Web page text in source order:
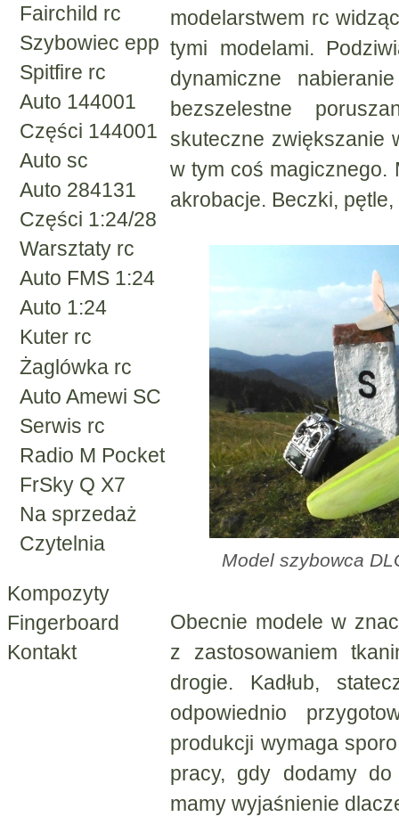
Fairchild rc
Szybowiec epp
Spitfire rc
Auto 144001
Części 144001
Auto sc
Auto 284131
Części 1:24/28
Warsztaty rc
Auto FMS 1:24
Auto 1:24
Kuter rc
Żaglówka rc
Auto Amewi SC
Serwis rc
Radio M Pocket
FrSky Q X7
Na sprzedaż
Czytelnia
Kompozyty
Fingerboard
Kontakt
modelarstwem rc
tymi modelami.
dynamiczne
bezszelestne
skuteczne zwiększanie
w tym coś magicznego.
akrobacje. Beczki,
Model szybowca
Obecnie modele w
z zastosowaniem
drogie. Kadłub,
odpowiednio
produkcji wymaga
pracy, gdy dodamy
mamy wyjaśnienie